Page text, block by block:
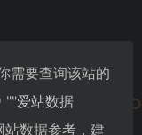
需要查询该站的
""爱站数据
数据参考，建